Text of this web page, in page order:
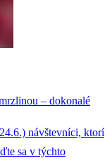
– dokonalé